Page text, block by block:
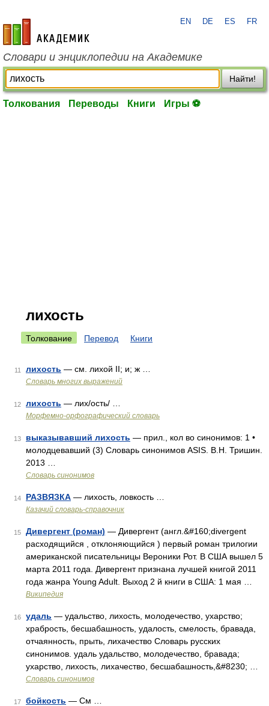
academic.ru
EN DE ES FR
Словари и энциклопедии на Академике
Найти!
Толкования Переводы Книги Игры ⚽
лихость
Толкование Перевод Книги
11 лихость — см. лихой II; и; ж …
Словарь многих выражений
12 лихость — лих/ость/ …
Морфемно-орфографический словарь
13 выказывавший лихость — прил., кол во синонимов: 1 •
молодцевавший (3) Словарь синонимов ASIS. В.Н. Тришин.
2013 …
Словарь синонимов
14 РАЗВЯЗКА — лихость, ловкость …
Казачий словарь-справочник
15 Дивергент (роман) — Дивергент (англ.&#160;divergent
расходящийся , отклоняющийся ) первый роман трилогии
американской писательницы Вероники Рот. В США вышел 5
марта 2011 года. Дивергент признана лучшей книгой 2011
года жанра Young Adult. Выход 2 й книги в США: 1 мая …
Википедия
16 удаль — удальство, лихость, молодечество, ухарство;
храбрость, бесшабашность, удалость, смелость, бравада,
отчаянность, прыть, лихачество Словарь русских
синонимов. удаль удальство, молодечество, бравада;
ухарство, лихость, лихачество, бесшабашность,&#8230; …
Словарь синонимов
17 бойкость — См …